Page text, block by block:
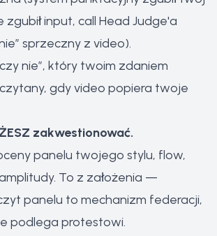
zgubił input, call Head Judge'a
sprzeczny z video).
nie”, który twoim zdaniem
gdy video popiera twoje
zakwestionować.
panelu twojego stylu, flow,
To z założenia —
panelu to mechanizm federacji,
podlega protestowi.